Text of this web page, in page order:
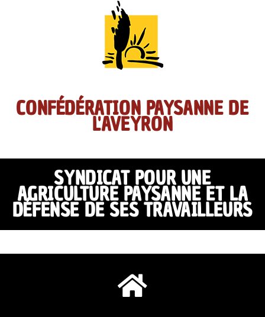
CONFÉDÉRATION PAYSANNE DE
L'AVEYRON
SYNDICAT POUR UNE
AGRICULTURE PAYSANNE ET LA
DÉFENSE DE SES TRAVAILLEURS